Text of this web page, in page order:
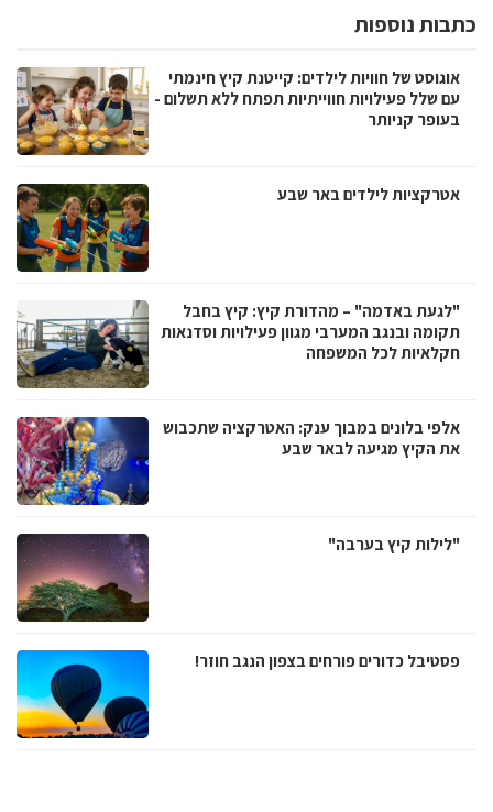
כתבות נוספות
אוגוסט של חוויות לילדים: קייטנת קיץ חינמתי
עם שלל פעילויות חווייתיות תפתח ללא תשלום -
בעופר קניותר
אטרקציות לילדים באר שבע
"לגעת באדמה" – מהדורת קיץ: קיץ בחבל
תקומה ובנגב המערבי מגוון פעילויות וסדנאות
חקלאיות לכל המשפחה
אלפי בלונים במבוך ענק: האטרקציה שתכבוש
את הקיץ מגיעה לבאר שבע
"לילות קיץ בערבה"
פסטיבל כדורים פורחים בצפון הנגב חוזר!